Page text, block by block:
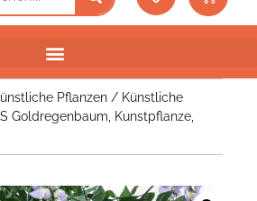
Pflanzen / Künstliche
Goldregenbaum, Kunstpflanze,